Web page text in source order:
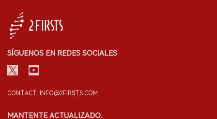
SÍGUENOS EN REDES SOCIALES
CONTACT: INFO@2FIRSTS.COM
MANTENTE ACTUALIZADO.